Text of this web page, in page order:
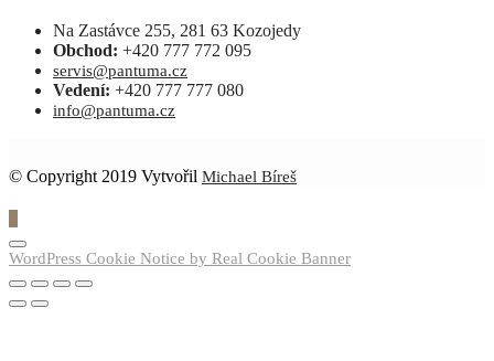
Na Zastávce 255, 281 63 Kozojedy
Obchod: +420 777 772 095
servis@pantuma.cz
Vedení: +420 777 777 080
info@pantuma.cz
© Copyright 2019 Vytvořil Michael Bíreš
WordPress Cookie Notice by Real Cookie Banner